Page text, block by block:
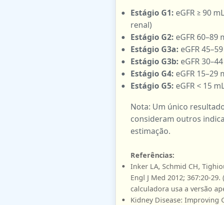
Estágio G1: eGFR ≥ 90
renal)
Estágio G2: eGFR
Estágio G3a: eGFR
Estágio G3b: eGFR
Estágio G4: eGFR
Estágio G5: eGFR < 15
Nota: Um único
consideram outros
estimação.
Referências:
Inker LA, Schmid CH,
Engl J Med 2012; 367:20-
calculadora usa a versão
Kidney Disease: Improving